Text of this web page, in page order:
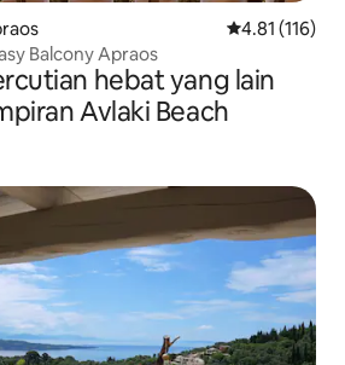
Penarafan
4.81 (116)
Balcony Apraos
hebat yang lain
Avlaki Beach